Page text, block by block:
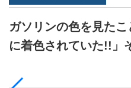
ガソリンの色を見た
に着色されていた!!」